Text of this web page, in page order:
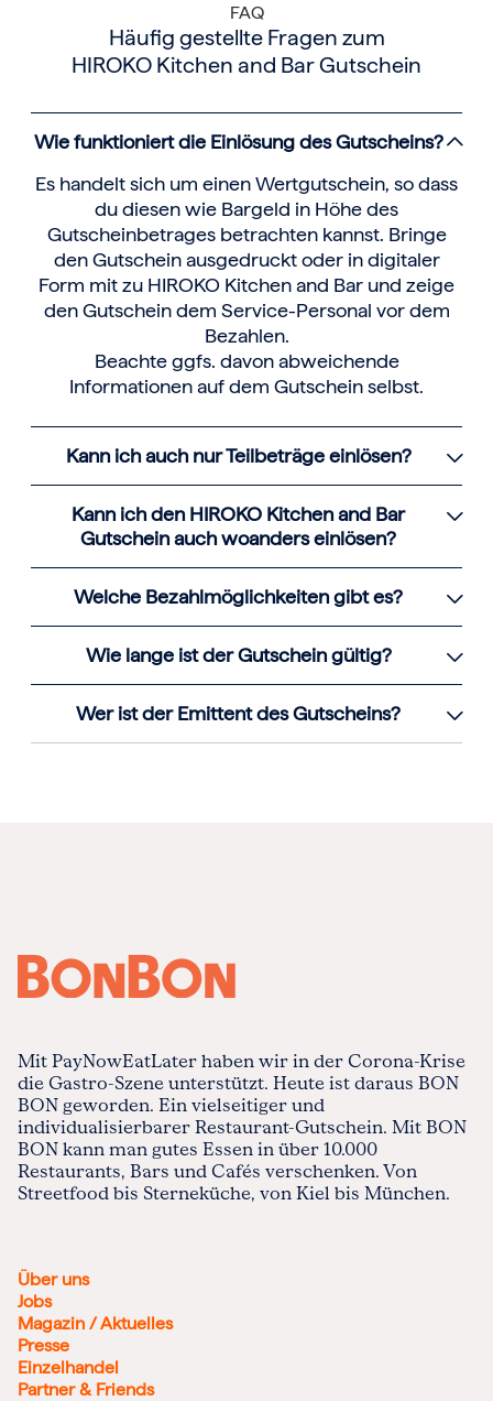
FAQ
Häufig gestellte Fragen zum
HIROKO Kitchen and Bar Gutschein
Wie funktioniert die Einlösung des Gutscheins?
Es handelt sich um einen Wertgutschein, so dass
du diesen wie Bargeld in Höhe des
Gutscheinbetrages betrachten kannst. Bringe
den Gutschein ausgedruckt oder in digitaler
Form mit zu HIROKO Kitchen and Bar und zeige
den Gutschein dem Service-Personal vor dem
Bezahlen.
Beachte ggfs. davon abweichende
Informationen auf dem Gutschein selbst.
Kann ich auch nur Teilbeträge einlösen?
Kann ich den HIROKO Kitchen and Bar
Gutschein auch woanders einlösen?
Welche Bezahlmöglichkeiten gibt es?
Wie lange ist der Gutschein gültig?
Wer ist der Emittent des Gutscheins?
Mit PayNowEatLater haben wir in der Corona-Krise
die Gastro-Szene unterstützt. Heute ist daraus BON
BON geworden. Ein vielseitiger und
individualisierbarer Restaurant-Gutschein. Mit BON
BON kann man gutes Essen in über 10.000
Restaurants, Bars und Cafés verschenken. Von
Streetfood bis Sterneküche, von Kiel bis München.
Über uns
Jobs
Magazin / Aktuelles
Presse
Einzelhandel
Partner & Friends